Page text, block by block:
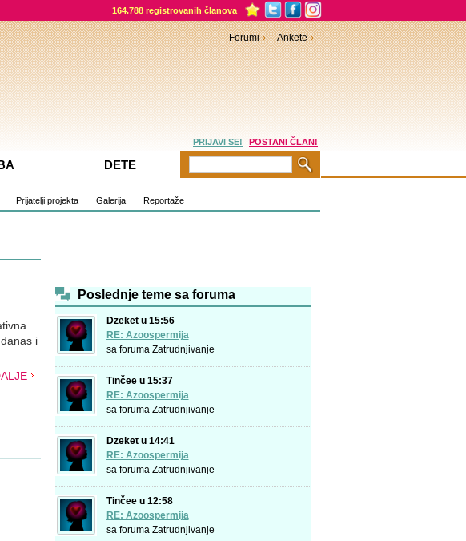
164.788 registrovanih članova
Prijatelji projekta Galerija Reportaže
i
Poslednje teme sa foruma
Dzeket u 15:56
RE: Azoospermija
sa foruma Zatrudnjivanje
Tinčee u 15:37
RE: Azoospermija
sa foruma Zatrudnjivanje
Dzeket u 14:41
RE: Azoospermija
sa foruma Zatrudnjivanje
Tinčee u 12:58
RE: Azoospermija
sa foruma Zatrudnjivanje
Forumi Ankete
PRIJAVI SE! POSTANI ČLAN!
DETE